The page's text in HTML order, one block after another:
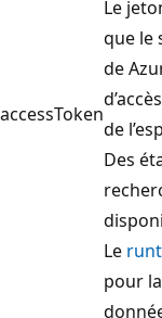
accessToken
Le
que le
de
de
Des
Le
pour